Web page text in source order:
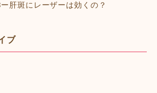
肝斑にレーザーは効くの？
ブ